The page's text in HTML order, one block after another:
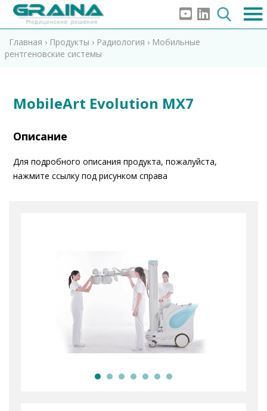
Главная › Продукты › Радиология › Мобильные
рентгеновские системы
MobileArt Evolution MX7
Описание
Для подробного описания продукта, пожалуйста,
нажмите ссылку под рисунком справа